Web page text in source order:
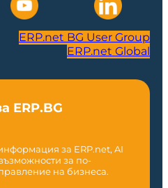
ERP.net BG User Group
ERP.net Global
ERP.BG
за ERP.net, AI
за по-
на бизнеса.